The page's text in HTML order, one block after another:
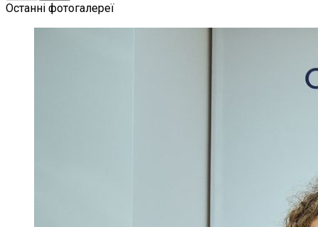
Останні фотогалереї